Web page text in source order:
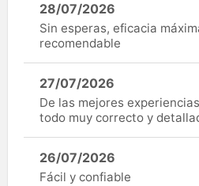
28/07/2026
Sin esperas, eficacia
recomendable
27/07/2026
De las mejores
todo muy correcto y
26/07/2026
Fácil y confiable